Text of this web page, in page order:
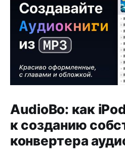
AudioBo: как
к созданию
конвертера